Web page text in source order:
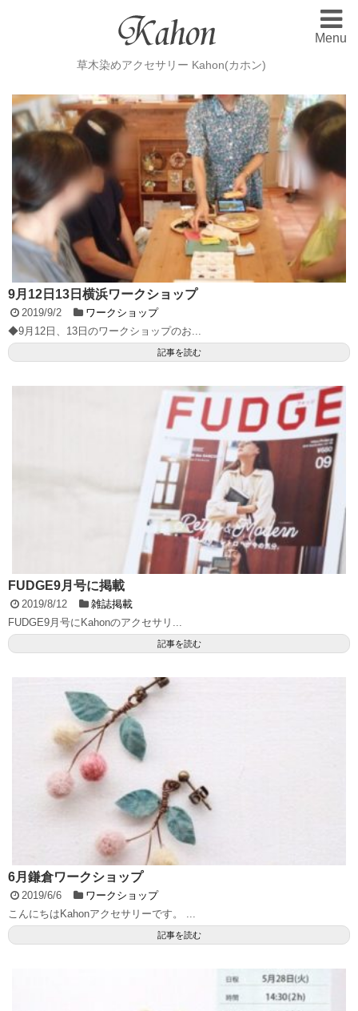
Menu
草木染めアクセサリー Kahon(カホン)
9月12日13日横浜ワークショップ
2019/9/2
ワークショップ
◆9月12日、13日のワークショップのお...
記事を読む
FUDGE9月号に掲載
2019/8/12
雑誌掲載
FUDGE9月号にKahonのアクセサリ...
記事を読む
6月鎌倉ワークショップ
2019/6/6
ワークショップ
こんにちはKahonアクセサリーです。 ...
記事を読む
Order Made オーダーメード
Blog ブログ
Plant dyeing 草木染め
Workshop ワークショップ
Contact お問い合わせ